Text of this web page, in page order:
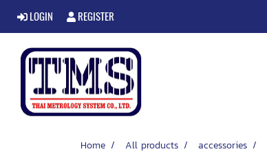
LOGIN REGISTER
Home All products accessories